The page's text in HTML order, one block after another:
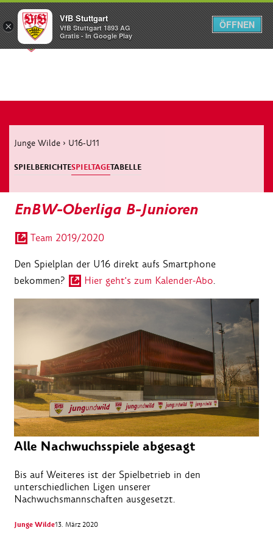
Menü
Junge Wilde › U16-U11
SPIELBERICHTESPIELTAGETABELLE
EnBW-Oberliga B-Junioren
Team 2019/2020
Den Spielplan der U16 direkt aufs Smartphone
bekommen?
Hier geht's zum Kalender-Abo.
Alle Nachwuchsspiele abgesagt
Bis auf Weiteres ist der Spielbetrieb in den
unterschiedlichen Ligen unserer
Nachwuchsmannschaften ausgesetzt.
Junge Wilde13. März 2020
×
VfB Stuttgart
VfB Stuttgart 1893 AG
Gratis - In Google Play
ÖFFNEN